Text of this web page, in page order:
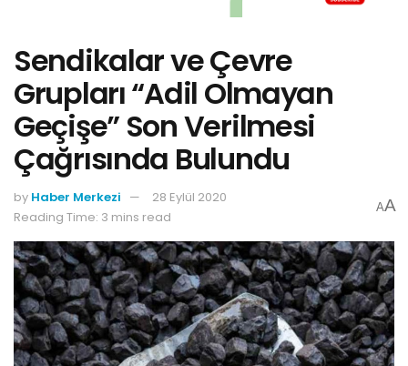
Sendikalar ve Çevre
Grupları “Adil Olmayan
Geçişe” Son Verilmesi
Çağrısında Bulundu
by Haber Merkezi
28 Eylül 2020
Reading Time: 3 mins read
AA